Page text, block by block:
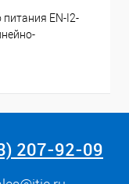
питания EN-I2-
207-92-09